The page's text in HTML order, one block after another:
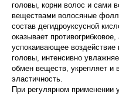
головы, корни волос и сами
веществами волосяные
состав дегидроуксусной
оказывает
успокаивающее воздействие
головы, интенсивно
обмен веществ, укрепляет и
эластичность.
При регулярном применении